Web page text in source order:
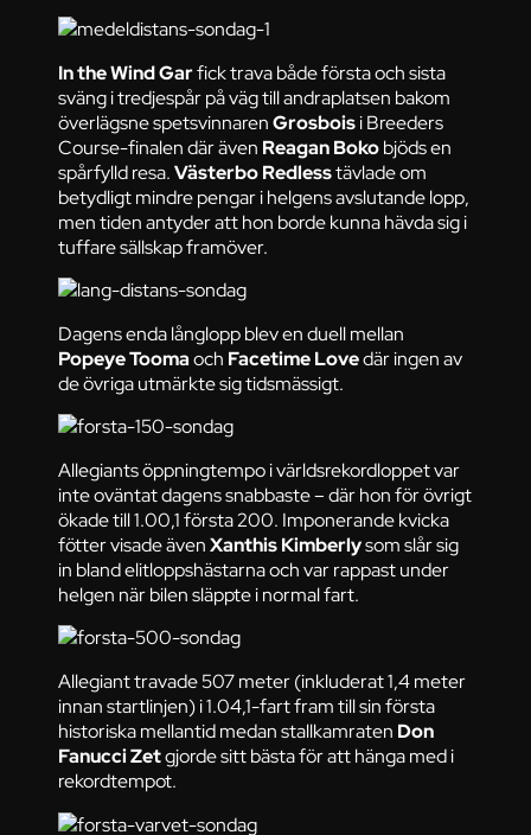
In the Wind Garfick trava både första och sista
sväng i tredjespår på väg till andraplatsen bakom
överlägsne spetsvinnarenGrosboisi Breeders
Course-finalen där även Reagan Bokobjöds en
spårfylld resa.Västerbo Redlesstävlade om
betydligt mindre pengar i helgens avslutande lopp,
men tiden antyder att hon borde kunna hävda sig i
tuffare sällskap framöver.
Dagens enda långlopp blev en duell mellan
Popeye Toomaoch Facetime Lovedär ingen av
de övriga utmärkte sig tidsmässigt.
Allegiants öppningtempo i världsrekordloppet var
inte oväntat dagens snabbaste – där hon för övrigt
ökade till 1.00,1 första 200. Imponerande kvicka
fötter visade ävenXanthis Kimberlysom slår sig
in bland elitloppshästarna och var rappast under
helgen när bilen släppte i normal fart.
Allegiant travade 507 meter (inkluderat 1,4 meter
innan startlinjen) i 1.04,1-fart fram till sin första
historiska mellantid medan stallkamraten Don
Fanucci Zetgjorde sitt bästa för att hänga med i
rekordtempot.